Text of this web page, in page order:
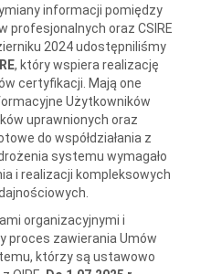
informacji pomiędzy
profesjonalnych oraz CSIRE
2024 udostępniliśmy
, który wspiera realizację
certyfikacji. Mają one
Użytkowników
uprawnionych oraz
do współdziałania z
systemu wymagało
i realizacji kompleksowych
organizacyjnymi i
proces zawierania Umów
którzy są ustawowo